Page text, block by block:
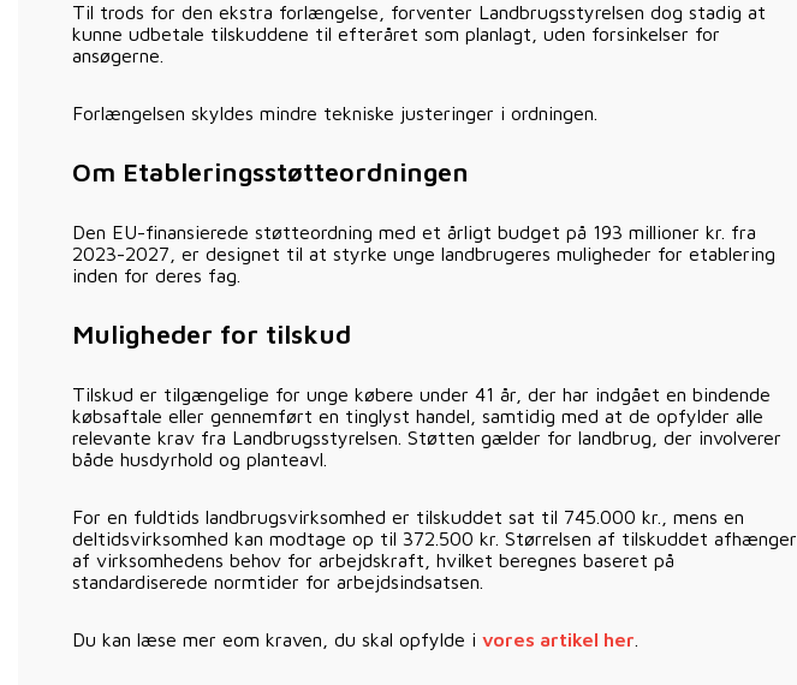
Til trods for den ekstra forlængelse, forventer Landbrugsstyrelsen dog stadig at
kunne udbetale tilskuddene til efteråret som planlagt, uden forsinkelser for
ansøgerne.
Forlængelsen skyldes mindre tekniske justeringer i ordningen.
Om Etableringsstøtteordningen
Den EU-finansierede støtteordning med et årligt budget på 193 millioner kr. fra
2023-2027, er designet til at styrke unge landbrugeres muligheder for etablering
inden for deres fag.
Muligheder for tilskud
Tilskud er tilgængelige for unge købere under 41 år, der har indgået en bindende
købsaftale eller gennemført en tinglyst handel, samtidig med at de opfylder alle
relevante krav fra Landbrugsstyrelsen. Støtten gælder for landbrug, der involverer
både husdyrhold og planteavl.
For en fuldtids landbrugsvirksomhed er tilskuddet sat til 745.000 kr., mens en
deltidsvirksomhed kan modtage op til 372.500 kr. Størrelsen af tilskuddet afhænger
af virksomhedens behov for arbejdskraft, hvilket beregnes baseret på
standardiserede normtider for arbejdsindsatsen.
Du kan læse mer eom kraven, du skal opfylde i vores artikel her